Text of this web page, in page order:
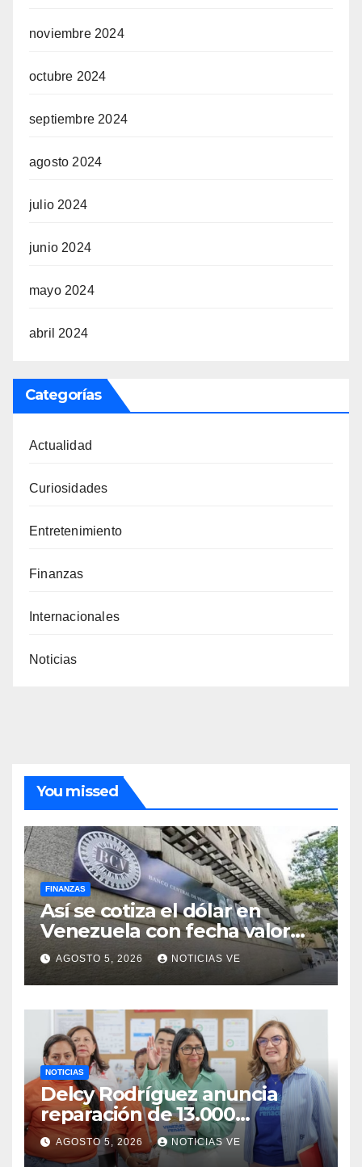
noviembre 2024
octubre 2024
septiembre 2024
agosto 2024
julio 2024
junio 2024
mayo 2024
abril 2024
Categorías
Actualidad
Curiosidades
Entretenimiento
Finanzas
Internacionales
Noticias
You missed
FINANZAS
Así se cotiza el dólar en
Venezuela con fecha valor
jueves 6 de agosto de 2026
AGOSTO 5, 2026 NOTICIAS VE
NOTICIAS
Delcy Rodríguez anuncia
reparación de 13.000
viviendas afectadas por los
terremotos
AGOSTO 5, 2026 NOTICIAS VE